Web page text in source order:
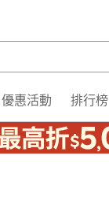
優惠活動 排行榜